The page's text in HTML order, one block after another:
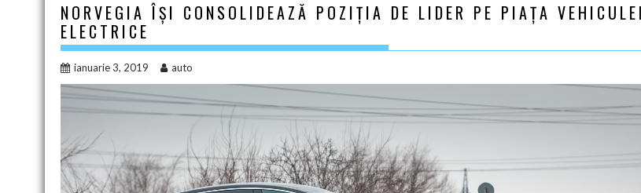
NORVEGIA ÎŞI CONSOLIDEAZĂ POZIŢIA DE LIDER PE PIAŢA
ELECTRICE
ianuarie 3, 2019 auto